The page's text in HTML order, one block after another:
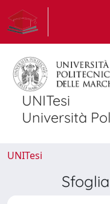
UNITesi
Università
UNITesi